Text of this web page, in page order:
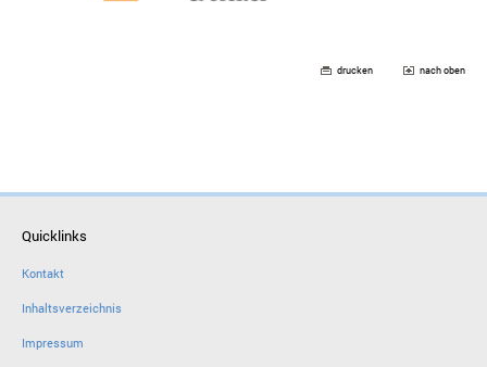
drucken nach oben
Quicklinks
Kontakt
Inhaltsverzeichnis
Impressum